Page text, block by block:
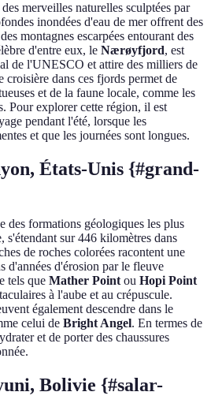
merveilles naturelles sculptées par
inondées d'eau de mer offrent des
montagnes escarpées entourant des
d'entre eux, le Nærøyfjord, est
de l'UNESCO et attire des milliers de
croisière dans ces fjords permet de
et de la faune locale, comme les
Pour explorer cette région, il est
pendant l'été, lorsque les
et que les journées sont longues.
États-Unis {#grand-
des formations géologiques les plus
s'étendant sur 446 kilomètres dans
de roches colorées racontent une
d'années d'érosion par le fleuve
tels que Mather Point ou Hopi Point
à l'aube et au crépuscule.
également descendre dans le
celui de Bright Angel. En termes de
et de porter des chaussures
Bolivie {#salar-